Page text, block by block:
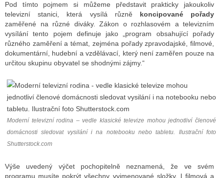
RADIA
RÁDIÍ
RÁDIÍ
VYSÍLAČE
TELEVIZE
TELEVIZÍ
VYSÍLAČE
INTERNET
Pod tímto pojmem si můžeme představit prakticky jakoukoliv
televizní stanici, která vysílá různě koncipované pořady
zaměřené na různé diváky. Zákon o rozhlasovém a televizním
vysílání tento pojem definuje jako „program obsahující pořady
různého zaměření a témat, zejména pořady zpravodajské, filmové,
dokumentární, hudební a vzdělávací, který není zaměřen pouze na
určitou skupinu obyvatel se shodnými zájmy.“
Moderní televizní rodina – vedle klasické televize mohou jednotliví členové
domácnosti sledovat vysilání i na notebooku nebo tabletu. Ilustrační foto
Shutterstock.com
Výše uvedený výčet pochopitelně neznamená, že ve svém
programu musíte pokrýt všechny vyjmenované složky. I filmová a